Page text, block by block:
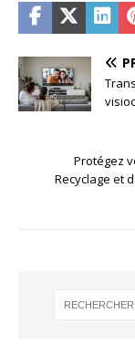
Protégez
Recyclage et